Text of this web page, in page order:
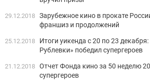
29.12.2018 Зарубежное кино в прокате
франшиз и продолжений
25.12.2018
Итоги уикенда с 20 по 23
Рублевки» победил супергероев
21.12.2018 Отчет Фонда кино за 50 неделю
супергероев